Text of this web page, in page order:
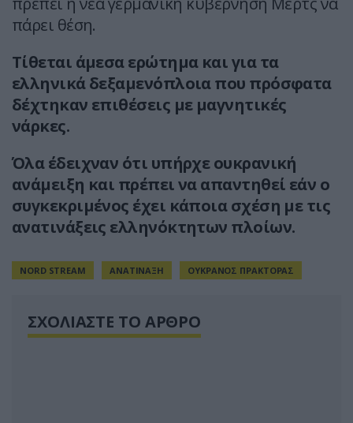
πάρει θέση.
Τίθεται άμεσα ερώτημα και για τα
ελληνικά δεξαμενόπλοια που πρόσφατα
δέχτηκαν επιθέσεις με μαγνητικές
νάρκες.
Όλα έδειχναν ότι υπήρχε ουκρανική
ανάμειξη και πρέπει να απαντηθεί εάν ο
συγκεκριμένος έχει κάποια σχέση με τις
ανατινάξεις ελληνόκτητων πλοίων.
NORD STREAM ΑΝΑΤΙΝΑΞΗ ΟΥΚΡΑΝΟΣ ΠΡΑΚΤΟΡΑΣ
ΣΧΟΛΙΑΣΤΕ ΤΟ ΑΡΘΡΟ